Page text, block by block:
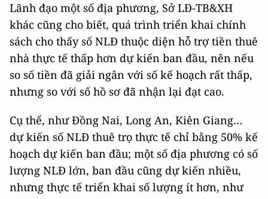
Lãnh đạo một số địa phương, Sở LĐ-TB&XH
khác cũng cho biết, quá trình triển khai chính
sách cho thấy số NLĐ thuộc diện hỗ trợ tiền thuê
nhà thực tế thấp hơn dự kiến ban đầu, nên nếu
so số tiền đã giải ngân với số kế hoạch rất thấp,
nhưng so với số hồ sơ đã nhận lại đạt cao.
Cụ thể, như Đồng Nai, Long An, Kiên Giang…
dự kiến số NLĐ thuê trọ thực tế chỉ bằng 50% kế
hoạch dự kiến ban đầu; một số địa phương có số
lượng NLĐ lớn, ban đầu cũng dự kiến nhiều,
nhưng thực tế triển khai số lượng ít hơn, như